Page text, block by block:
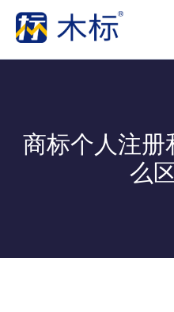
商标个人注册
么